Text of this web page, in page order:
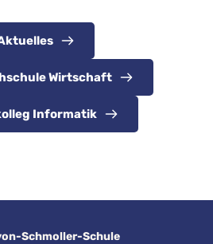
Wirtschaft
Informatik
Schmoller-Schule